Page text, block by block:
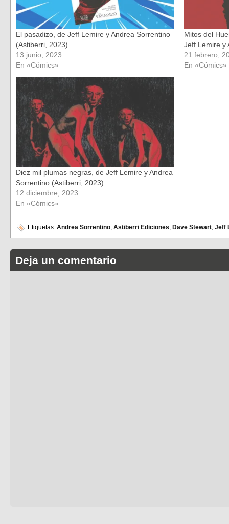
El pasadizo, de Jeff Lemire y Andrea Sorrentino
(Astiberri, 2023)
13 junio, 2023
En «Cómics»
Mitos del
Jeff Lemire y
21 febrero,
En «Cómics»
Diez mil plumas negras, de Jeff Lemire y Andrea
Sorrentino (Astiberri, 2023)
12 diciembre, 2023
En «Cómics»
Etiquetas: Andrea Sorrentino, Astiberri Ediciones, Dave Stewart, Jeff
Deja un comentario